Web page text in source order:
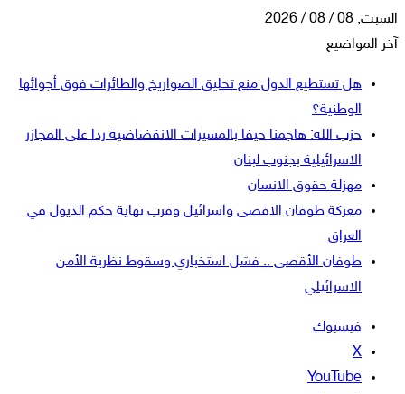
السبت, 08 / 08 / 2026
آخر المواضيع
هل تستطيع الدول منع تحليق الصواريخ والطائرات فوق أجوائها
الوطنية؟
حزب الله: هاجمنا حيفا بالمسيرات الانقضاضية ردا على المجازر
الاسرائيلية بجنوب لبنان
مهزلة حقوق الانسان
معركة طوفان الاقصى واسرائيل وقرب نهاية حكم الذيول في
العراق
طوفان الأقصى .. فشل استخباري وسقوط نظرية الأمن
الاسرائيلي
فيسبوك
‫X
‫YouTube